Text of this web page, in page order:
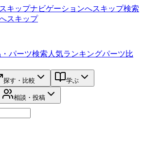
キップナビゲーションへスキップ検索
スキップ
パーツ検索 人気ランキングパーツ比
探す・比較 学ぶ
相談・投稿